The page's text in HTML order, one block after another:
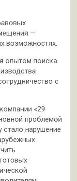
—
возможностях.
опытом поиска
с
«29
проблемой
стало нарушение